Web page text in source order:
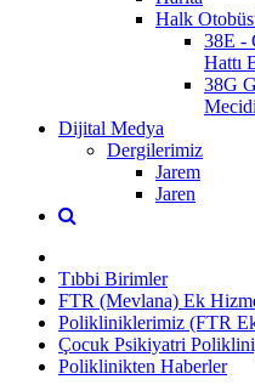
Halk
38E -
Hattı
38G
Dijital Medya
Dergilerimiz
Jarem
Jaren
Tıbbi Birimler
FTR (Mevlana) Ek
Polikliniklerimiz (FTR
Çocuk Psikiyatri
Poliklinikten Haberler